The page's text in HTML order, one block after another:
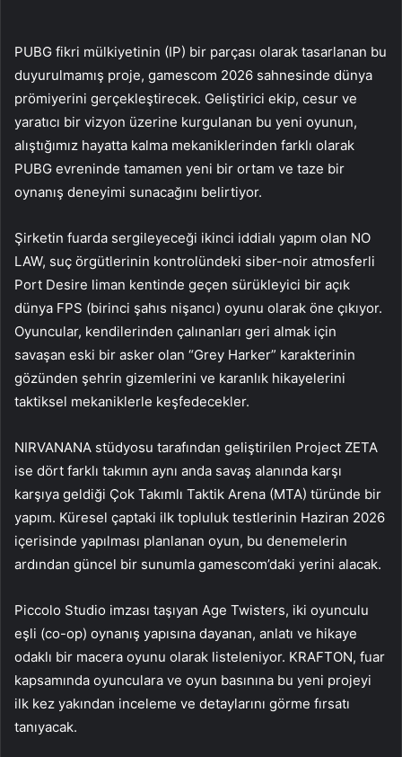
PUBG fikri mülkiyetinin (IP) bir parçası olarak tasarlanan bu
duyurulmamış proje, gamescom 2026 sahnesinde dünya
prömiyerini gerçekleştirecek. Geliştirici ekip, cesur ve
yaratıcı bir vizyon üzerine kurgulanan bu yeni oyunun,
alıştığımız hayatta kalma mekaniklerinden farklı olarak
PUBG evreninde tamamen yeni bir ortam ve taze bir
oynanış deneyimi sunacağını belirtiyor.
Şirketin fuarda sergileyeceği ikinci iddialı yapım olan NO
LAW, suç örgütlerinin kontrolündeki siber-noir atmosferli
Port Desire liman kentinde geçen sürükleyici bir açık
dünya FPS (birinci şahıs nişancı) oyunu olarak öne çıkıyor.
Oyuncular, kendilerinden çalınanları geri almak için
savaşan eski bir asker olan “Grey Harker” karakterinin
gözünden şehrin gizemlerini ve karanlık hikayelerini
taktiksel mekaniklerle keşfedecekler.
NIRVANANA stüdyosu tarafından geliştirilen Project ZETA
ise dört farklı takımın aynı anda savaş alanında karşı
karşıya geldiği Çok Takımlı Taktik Arena (MTA) türünde bir
yapım. Küresel çaptaki ilk topluluk testlerinin Haziran 2026
içerisinde yapılması planlanan oyun, bu denemelerin
ardından güncel bir sunumla gamescom’daki yerini alacak.
Piccolo Studio imzası taşıyan Age Twisters, iki oyunculu
eşli (co-op) oynanış yapısına dayanan, anlatı ve hikaye
odaklı bir macera oyunu olarak listeleniyor. KRAFTON, fuar
kapsamında oyunculara ve oyun basınına bu yeni projeyi
ilk kez yakından inceleme ve detaylarını görme fırsatı
tanıyacak.